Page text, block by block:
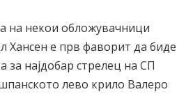
на некои обложувачници
Хансен е прв фаворит да биде
за најдобар стрелец на СП
лево крило Валеро